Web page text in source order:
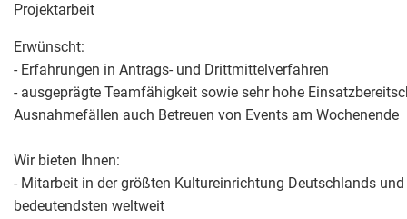
Projektarbeit
Erwünscht:
- Erfahrungen in Antrags- und Drittmittelverfahren
- ausgeprägte Teamfähigkeit sowie sehr hohe
Ausnahmefällen auch Betreuen von Events am Wochenende
Wir bieten Ihnen:
- Mitarbeit in der größten Kultureinrichtung Deutschlands und
bedeutendsten weltweit